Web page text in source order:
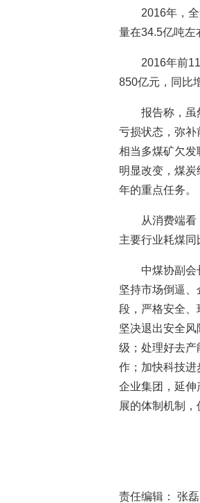
2016年，
量在34.5亿吨左
2016年前
850亿元，同比
报告称，虽
亏损状态，弥
相当多煤矿欠
明显改变，煤
年的重点任务。
从消费端
主要行业耗煤同
中煤协副
坚持市场倒逼
段，严格安全、
坚决退出安全
级；处理好去产
作；加快科技
企业集团，延
展的体制机制，
责任编辑： 张磊